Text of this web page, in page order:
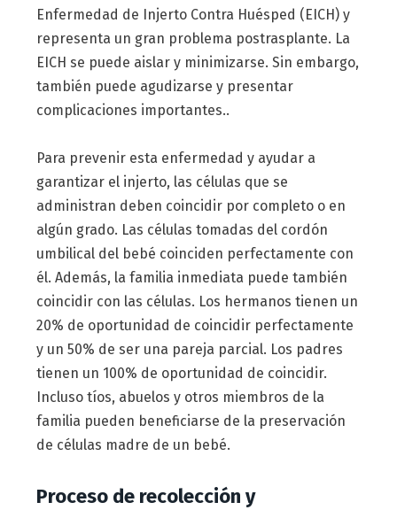
Enfermedad de Injerto Contra Huésped (EICH) y
representa un gran problema postrasplante. La
EICH se puede aislar y minimizarse. Sin embargo,
también puede agudizarse y presentar
complicaciones importantes..
Para prevenir esta enfermedad y ayudar a
garantizar el injerto, las células que se
administran deben coincidir por completo o en
algún grado. Las células tomadas del cordón
umbilical del bebé coinciden perfectamente con
él. Además, la familia inmediata puede también
coincidir con las células. Los hermanos tienen un
20% de oportunidad de coincidir perfectamente
y un 50% de ser una pareja parcial. Los padres
tienen un 100% de oportunidad de coincidir.
Incluso tíos, abuelos y otros miembros de la
familia pueden beneficiarse de la preservación
de células madre de un bebé.
Proceso de recolección y